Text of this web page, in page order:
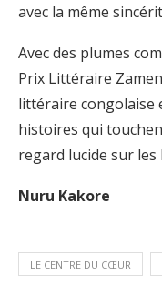
avec la même
Avec des plumes
Prix Littéraire
littéraire congolaise
histoires qui
regard lucide sur
Nuru Kakore
LE CENTRE DU CŒUR